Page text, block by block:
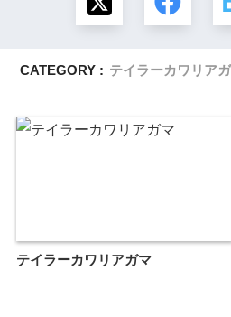
CATEGORY : テイラーカワリア
テイラーカワリアガマ